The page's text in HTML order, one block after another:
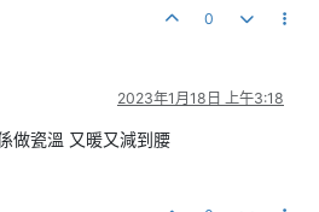
0
2023年1月18日 上午3:18
做瓷溫 又暖又減到腰